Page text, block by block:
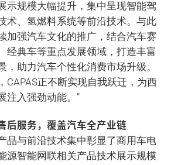
示规模大幅提升，集中呈现智能驾
术、氢燃料系统等前沿技术。与此
加强汽车文化的推广，结合汽车赛
经典车等重点发展领域，打造丰富
，助力汽车个性化消费市场升级。
CAPAS正不断实现自我跃迁，为西
注入强劲动能。”
后服务，覆盖汽车全产业链
品与前沿技术集中彰显了商用车电
源智能网联相关产品技术展示规模